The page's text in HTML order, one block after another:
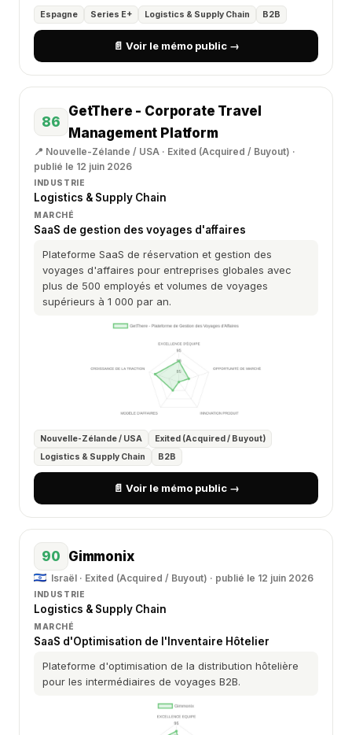
Espagne Series E+ Logistics & Supply Chain B2B
📄 Voir le mémo public →
86
GetThere - Corporate Travel
Management Platform
📍 Nouvelle-Zélande / USA · Exited (Acquired / Buyout) ·
publié le 12 juin 2026
INDUSTRIE
Logistics & Supply Chain
MARCHÉ
SaaS de gestion des voyages d'affaires
Plateforme SaaS de réservation et gestion des
voyages d'affaires pour entreprises globales avec
plus de 500 employés et volumes de voyages
supérieurs à 1 000 par an.
Nouvelle-Zélande / USA
Exited (Acquired / Buyout)
Logistics & Supply Chain
B2B
📄 Voir le mémo public →
90 Gimmonix
Israël · Exited (Acquired / Buyout) · publié le 12 juin 2026
INDUSTRIE
Logistics & Supply Chain
MARCHÉ
SaaS d'Optimisation de l'Inventaire Hôtelier
Plateforme d'optimisation de la distribution hôtelière
pour les intermédiaires de voyages B2B.